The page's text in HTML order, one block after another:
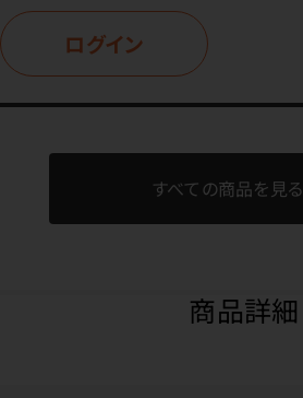
ログイン
すべての商品を見る
商品詳細